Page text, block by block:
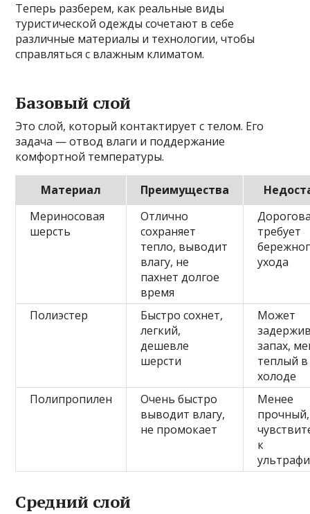
Теперь разберем, как реальные виды
туристической одежды сочетают в себе
различные материалы и технологии, чтобы
справляться с влажным климатом.
Базовый слой
Это слой, который контактирует с телом. Его
задача — отвод влаги и поддержание
комфортной температуры.
Материал Преимущества
Мериносовая
шерсть
Отлично
сохраняет
тепло, выводит
влагу, не
пахнет долгое
время
требует
ухода
Полиэстер
Быстро сохнет,
легкий,
дешевле
шерсти
Может
запах,
теплый в
холоде
Полипропилен
Очень быстро
выводит влагу,
не промокает
Менее
прочный,
к
Средний слой